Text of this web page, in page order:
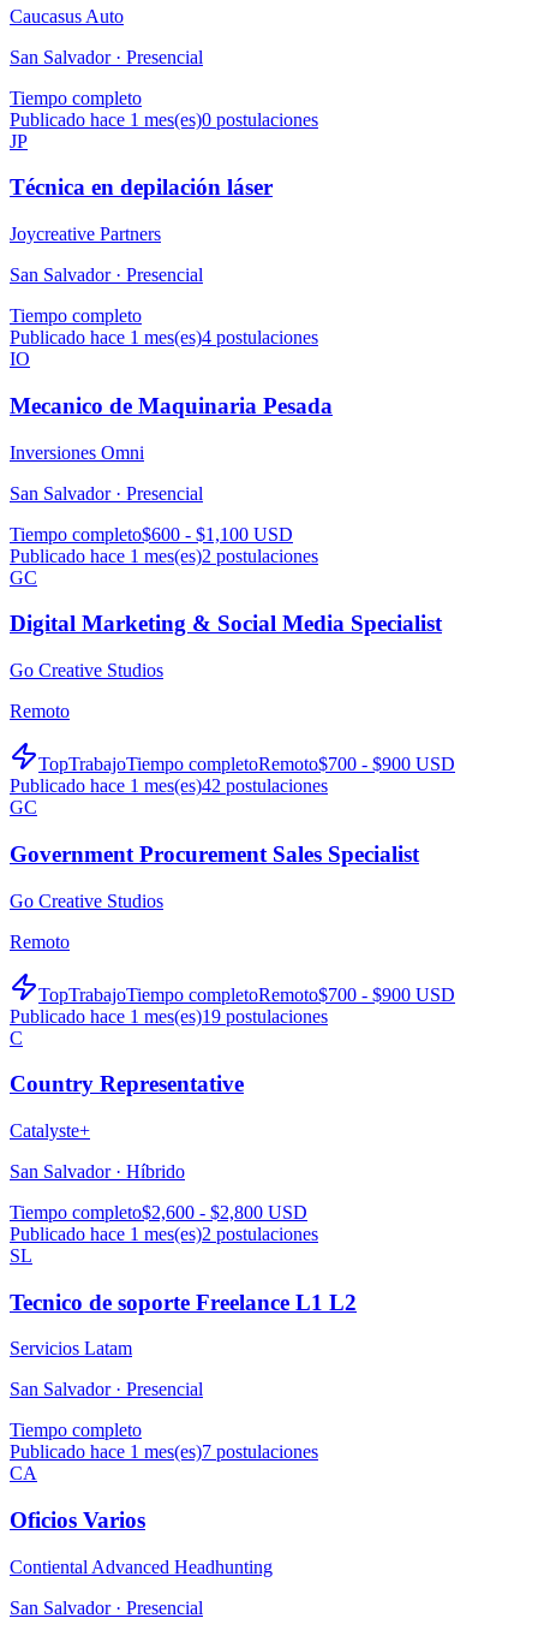
Caucasus Auto
San Salvador · Presencial
Tiempo completo
Publicado hace 1 mes(es)0 postulaciones
JP
Técnica en depilación láser
Joycreative Partners
San Salvador · Presencial
Tiempo completo
Publicado hace 1 mes(es)4 postulaciones
IO
Mecanico de Maquinaria Pesada
Inversiones Omni
San Salvador · Presencial
Tiempo completo$600 - $1,100 USD
Publicado hace 1 mes(es)2 postulaciones
GC
Digital Marketing & Social Media Specialist
Go Creative Studios
Remoto
TopTrabajoTiempo completoRemoto$700 - $900 USD
Publicado hace 1 mes(es)42 postulaciones
GC
Government Procurement Sales Specialist
Go Creative Studios
Remoto
TopTrabajoTiempo completoRemoto$700 - $900 USD
Publicado hace 1 mes(es)19 postulaciones
C
Country Representative
Catalyste+
San Salvador · Híbrido
Tiempo completo$2,600 - $2,800 USD
Publicado hace 1 mes(es)2 postulaciones
SL
Tecnico de soporte Freelance L1 L2
Servicios Latam
San Salvador · Presencial
Tiempo completo
Publicado hace 1 mes(es)7 postulaciones
CA
Oficios Varios
Contiental Advanced Headhunting
San Salvador · Presencial